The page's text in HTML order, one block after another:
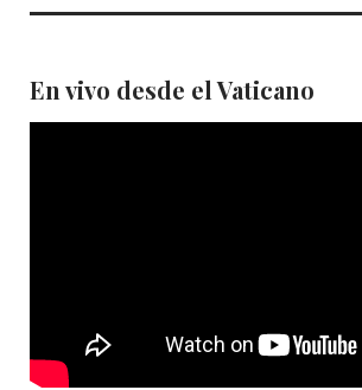
En vivo desde el Vaticano